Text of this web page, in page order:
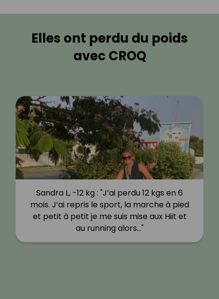
Elles ont perdu du poids
avec CROQ
Sandra L, -12 kg : "J’ai perdu 12 kgs en 6
mois. J’ai repris le sport, la marche à pied
et petit à petit je me suis mise aux Hiit et
au running alors…"